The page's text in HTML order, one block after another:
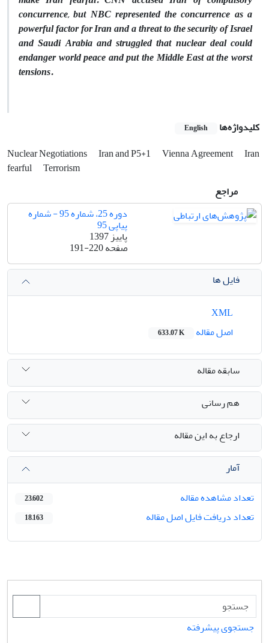
concurrence, but NBC represented the concurrence as a
powerful factor for Iran and a threat to the security of Israel
and Saudi Arabia and struggled that nuclear deal could
endanger world peace and put the Middle East at the worst
tensions.
کلیدواژه‌ها English
Nuclear Negotiations Iran and P5+1 Vienna Agreement Iran
fearful
Terrorism
مراجع
دوره 25، شماره 95 - شماره
پیاپی 95
پاییز 1397
صفحه191-220
فایل ها
اصل مقاله
633.07 K
سابقه مقاله
هم رسانی
ارجاع به این مقاله
آمار
تعداد مشاهده مقاله
23,602
تعداد دریافت فایل اصل مقاله 18,163
جستجوی پیشرفته